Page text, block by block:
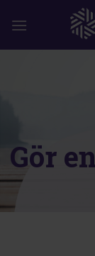
Gör